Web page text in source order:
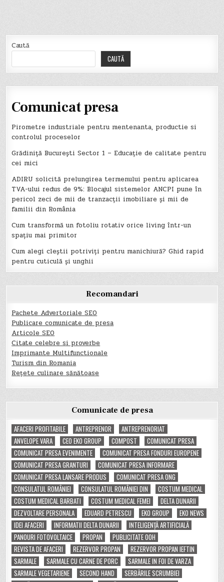
Caută
CAUTĂ
Comunicat presa
Pirometre industriale pentru mentenanta, productie si
controlul proceselor
Grădiniță București Sector 1 – Educație de calitate pentru
cei mici
ADIRU solicită prelungirea termenului pentru aplicarea
TVA-ului redus de 9%: Blocajul sistemelor ANCPI pune în
pericol zeci de mii de tranzacții imobiliare și mii de
familii din România
Cum transformă un fotoliu rotativ orice living într-un
spațiu mai primitor
Cum alegi cleștii potriviți pentru manichiură? Ghid rapid
pentru cuticulă și unghii
Recomandari
Pachete Advertoriale SEO
Publicare comunicate de presa
Articole SEO
Citate celebre si proverbe
Imprimante Multifunctionale
Turism din Romania
Rețete culinare sănătoase
Comunicate de presa
AFACERI PROFITABILE
ANTREPRENOR
ANTREPRENORIAT
ANVELOPE VARA
CEO EKO GROUP COMPOST
COMUNICAT PRESA
COMUNICAT PRESA EVENIMENTE
COMUNICAT PRESA FONDURI EUROPENE
COMUNICAT PRESA GRANTURI
COMUNICAT PRESA INFORMARE
COMUNICAT PRESA LANSARE PRODUS
COMUNICAT PRESA ONG
CONSULATUL ROMÂNIEI
CONSULATUL ROMÂNIEI DIN
COSTUM MEDICAL
COSTUM MEDICAL BARBATI
COSTUM MEDICAL FEMEI
DELTA DUNARII
DEZVOLTARE PERSONALA
EDUARD PETRESCU EKO GROUP
EKO NEWS
IDEI AFACERI
INFORMATII DELTA DUNARII
INTELIGENȚĂ ARTIFICIALĂ
PANOURI FOTOVOLTAICE
PROPAN
PUBLICITATE OOH
REVISTA DE AFACERI
REZERVOR PROPAN
REZERVOR PROPAN IEFTIN
SARMALE
SARMALE CU CARNE DE PORC
SARMALE IN FOI DE VARZA
SARMALE VEGETARIENE
SECOND HAND
SERBĂRILE SCRUMBIEI